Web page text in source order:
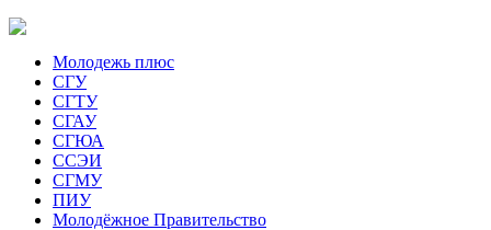
Молодежь плюс
СГУ
СГТУ
СГАУ
СГЮА
ССЭИ
СГМУ
ПИУ
Молодёжное Правительство